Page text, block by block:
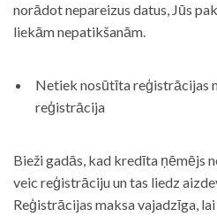
norādot nepareizus datus, Jūs
liekām nepatikšanām.
Netiek nosūtīta reģistrācijas
reģistrācija
Bieži gadās, kad kredīta ņēmējs
veic reģistrāciju un tas liedz
Reģistrācijas maksa vajadzīga,